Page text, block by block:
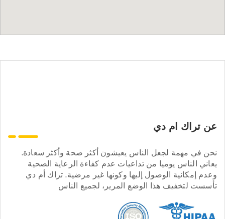
عن تراك ام دي
نحن في مهمة لجعل الناس يعيشون أكثر صحة وأكثر سعادة.
يعاني الناس يوميا من تداعيات عدم كفاءة الرعاية الصحية
وعدم إمكانية الوصول إليها وكونها غير مرضية. تراك أم دي
تأسست لتخفيف هذا الوضع المرير، لجميع الناس